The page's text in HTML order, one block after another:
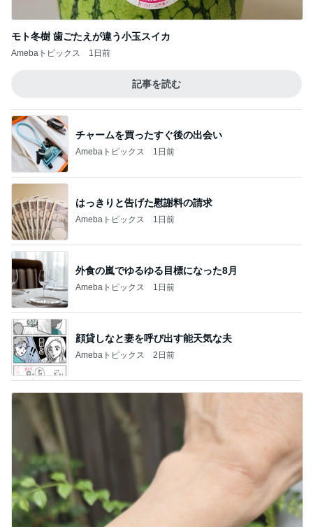
モト冬樹 歯ごたえが違う小玉スイカ
Amebaトピックス 1日前
記事を読む
チャームを買ったすぐ後の出会い
Amebaトピックス 1日前
はっきりと告げた慰謝料の請求
Amebaトピックス 1日前
外食の嵐でゆるゆる目標になった8月
Amebaトピックス 1日前
顔貸しなと妻を呼び出す能天気な夫
Amebaトピックス 2日前